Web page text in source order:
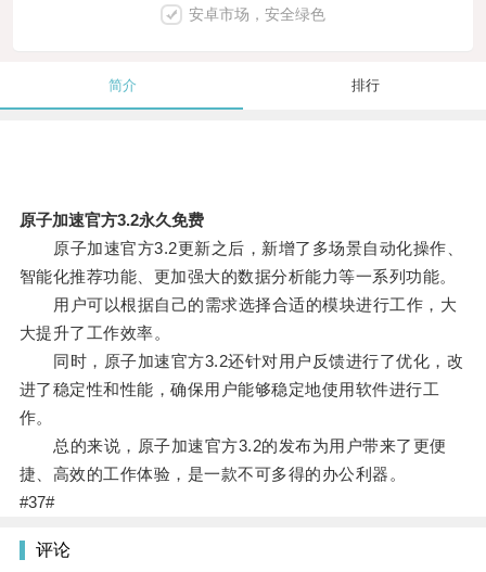
安卓市场，安全绿色
简介 排行
原子加速官方3.2永久免费
原子加速官方3.2更新之后，新增了多场景自动化操作、
智能化推荐功能、更加强大的数据分析能力等一系列功能。
用户可以根据自己的需求选择合适的模块进行工作，大
大提升了工作效率。
同时，原子加速官方3.2还针对用户反馈进行了优化，改
进了稳定性和性能，确保用户能够稳定地使用软件进行工
作。
总的来说，原子加速官方3.2的发布为用户带来了更便
捷、高效的工作体验，是一款不可多得的办公利器。
#37#
评论